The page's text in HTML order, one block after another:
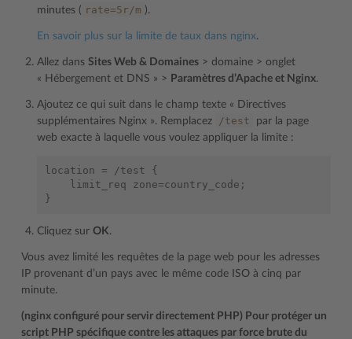
minutes ( rate=5r/m ).
En savoir plus sur la limite de taux dans nginx.
Allez dans Sites Web & Domaines > domaine > onglet
« Hébergement et DNS » > Paramètres d’Apache et Nginx.
Ajoutez ce qui suit dans le champ texte « Directives
supplémentaires Nginx ». Remplacez
/test
par la page
web exacte à laquelle vous voulez appliquer la limite :
location = /test {
    limit_req zone=country_code;
Cliquez sur OK.
Vous avez limité les requêtes de la page web pour les adresses
IP provenant d’un pays avec le même code ISO à cinq par
minute.
(nginx configuré pour servir directement PHP) Pour protéger un
script PHP spécifique contre les attaques par force brute du